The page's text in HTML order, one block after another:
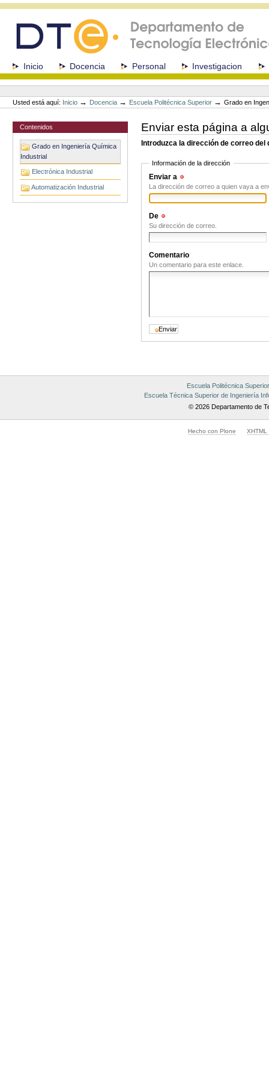
navegación
SeccionesInicio Docencia Personal Investigacion
Herramientas
Personales
Usted está aquí: Inicio → Docencia → Escuela Politécnica Superior →Grado en
Contenidos
Grado en Ingeniería Química
Industrial
Electrónica Industrial
Automatización Industrial
Enviar esta página a
Introduzca la dirección de correo
Información de la dirección
Enviar a
La dirección de correo a quien vaya a
De
Su dirección de correo.
Comentario
Un comentario para este enlace.
Escuela Politécnica Superior
Escuela Técnica Superior de Ingeniería
© 2026 Departamento de
Hecho con Plone XHTML